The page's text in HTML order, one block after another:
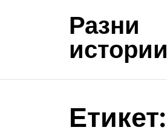
Разни
истории
Етикет: